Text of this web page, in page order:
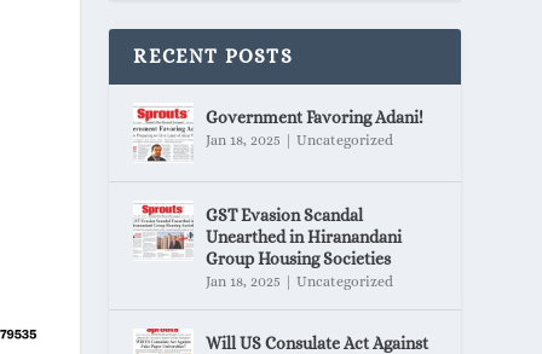
RECENT POSTS
Government Favoring Adani!
Jan 18, 2025 |Uncategorized
GST Evasion Scandal
Unearthed in Hiranandani
Group Housing Societies
Jan 18, 2025 |Uncategorized
Will US Consulate Act Against